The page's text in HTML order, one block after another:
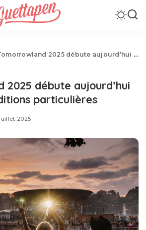
2025 débute aujourd’hui dans des conditions particulières
2025 débute aujourd’hui
particulières
2025